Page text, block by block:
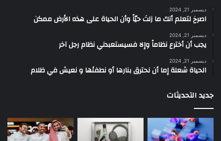
ديسمبر 21, 2024
‫اصرخ لتعلم أنك ما زلتَ حيّاً وأن الحياة على هذه الأرض ممكن
ديسمبر 21, 2024
يجب أن أخترع نظاماً وإلا فسيستعبدني نظام رجل آخر
ديسمبر 21, 2024
الحياة شعلة إما أن نحترق بنارها أو نطفئها و نعيش في ظلام
جديد التحديثات